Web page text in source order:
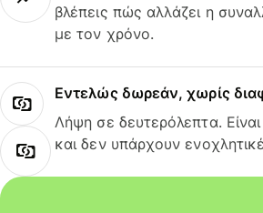
βλέπεις πώς αλλάζει η
με τον χρόνο.
Εντελώς δωρεάν, χωρίς
Λήψη σε δευτερόλεπτα.
και δεν υπάρχουν